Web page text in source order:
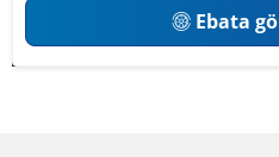
Ebata